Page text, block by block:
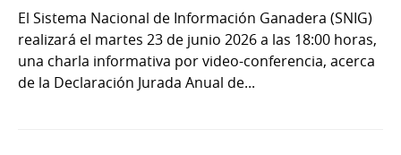
El Sistema Nacional de Información Ganadera (SNIG)
realizará el martes 23 de junio 2026 a las 18:00 horas,
una charla informativa por video-conferencia, acerca
de la Declaración Jurada Anual de...